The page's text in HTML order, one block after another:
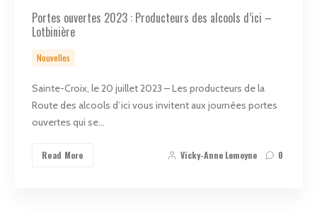
Portes ouvertes 2023 : Producteurs des alcools d’ici –
Lotbinière
Nouvelles
Sainte-Croix, le 20 juillet 2023 – Les producteurs de la
Route des alcools d’ici vous invitent aux journées portes
ouvertes qui se…
Read More Vicky-Anne Lemoyne 0